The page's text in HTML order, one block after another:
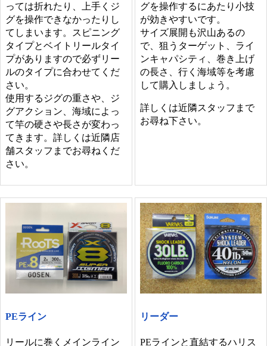
っては折れたり、上手くジ
グを操作できなかったりし
てしまいます。スピニング
タイプとベイトリールタイ
プがありますので必ずリー
ルのタイプに合わせてくだ
さい。
使用するジグの重さや、ジ
グアクション、海域によっ
て竿の硬さや長さが変わっ
てきます。詳しくは近隣店
舗スタッフまでお尋ねくだ
さい。
グを操作するにあたり小技
が効きやすいです。
サイズ展開も沢山あるの
で、狙うターゲット、ライ
ンキャパシティ、巻き上げ
の長さ、行く海域等を考慮
して購入しましょう。
詳しくは近隣スタッフまで
お尋ね下さい。
PEライン
リールに巻くメインライン
リーダー
PEラインと直結するハリス